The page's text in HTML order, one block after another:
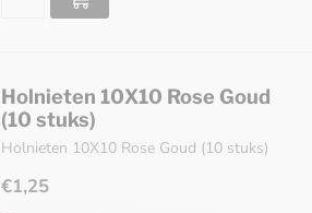
Holnieten 10X10 Rose Goud
(10 stuks)
Holnieten 10X10 Rose Goud (10 stuks)
€1,25